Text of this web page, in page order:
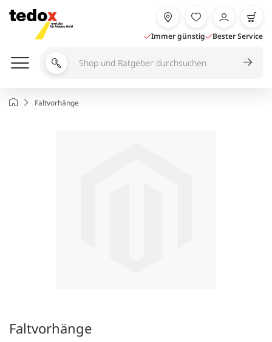
Inhalt
springen
Immer günstig Bester Service
Shop
durchsuchen
StartseiteFaltvorhänge
Faltvorhänge